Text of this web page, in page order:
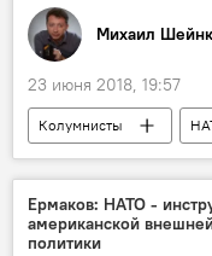
Михаил
23 июня 2018, 19:57
Колумнисты
Польша
НАТО
вооруженные силы США
Ермаков: НАТО -
американской
политики